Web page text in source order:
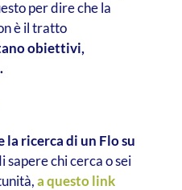
per dire che la
è il tratto
obiettivi,
la ricerca di un Flo su
sapere chi cerca o sei
a questo link